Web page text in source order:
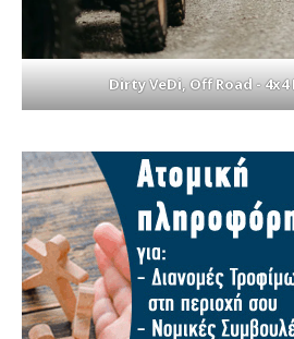
Dirty VeDi, Off Road - 4x4